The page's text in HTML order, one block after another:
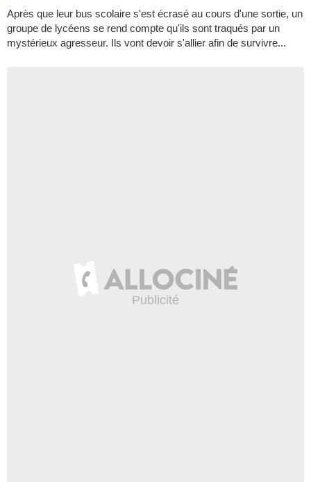
Après que leur bus scolaire s'est écrasé au cours d'une sortie, un
groupe de lycéens se rend compte qu'ils sont traqués par un
mystérieux agresseur. Ils vont devoir s'allier afin de survivre...